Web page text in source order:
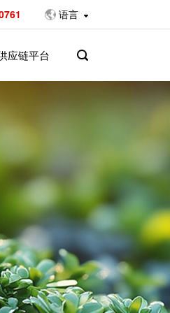
语言
应链平台